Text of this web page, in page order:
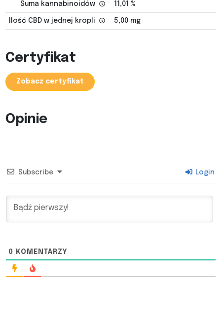
Suma kannabinoidów 11,01 %
Ilość CBD w jednej kropli 5,00 mg
Certyfikat
Zobacz certyfikat
Opinie
Subscribe Login
0 KOMENTARZY